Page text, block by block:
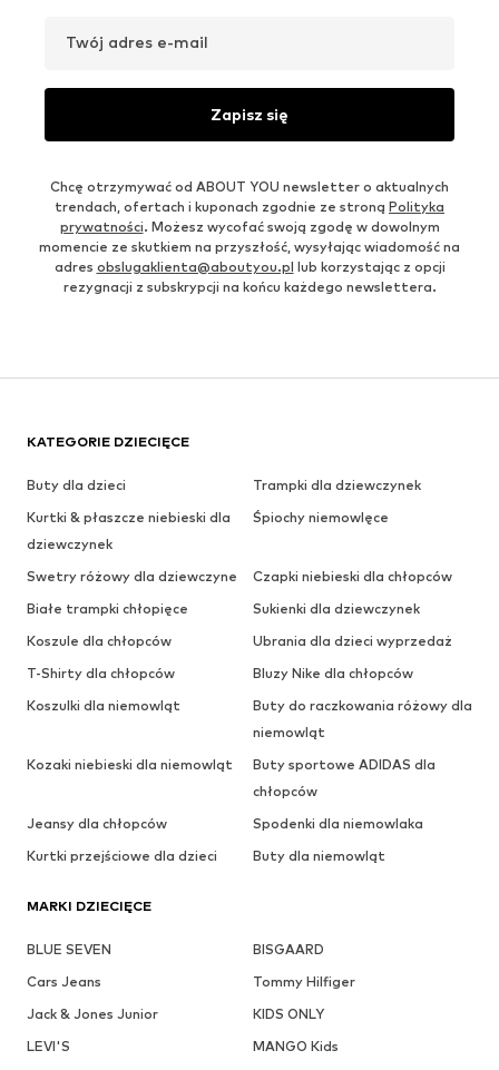
Twój adres e-mail
Zapisz się
Chcę otrzymywać od ABOUT YOU newsletter o aktualnych
trendach, ofertach i kuponach zgodnie ze stroną Polityka
prywatności. Możesz wycofać swoją zgodę w dowolnym
momencie ze skutkiem na przyszłość, wysyłając wiadomość na
adres obslugaklienta@aboutyou.pl lub korzystając z opcji
rezygnacji z subskrypcji na końcu każdego newslettera.
KATEGORIE DZIECIĘCE
Buty dla dzieci
Trampki dla dziewczynek
Kurtki & płaszcze niebieski dla
dziewczynek
Śpiochy niemowlęce
Swetry różowy dla dziewczyne
Czapki niebieski dla chłopców
Białe trampki chłopięce
Sukienki dla dziewczynek
Koszule dla chłopców
Ubrania dla dzieci wyprzedaż
T-Shirty dla chłopców
Bluzy Nike dla chłopców
Koszulki dla niemowląt
Buty do raczkowania różowy dla
niemowląt
Kozaki niebieski dla niemowląt
Buty sportowe ADIDAS dla
chłopców
Jeansy dla chłopców
Spodenki dla niemowlaka
Kurtki przejściowe dla dzieci
Buty dla niemowląt
MARKI DZIECIĘCE
BLUE SEVEN
BISGAARD
Cars Jeans
Tommy Hilfiger
Jack & Jones Junior
KIDS ONLY
LEVI'S
MANGO Kids